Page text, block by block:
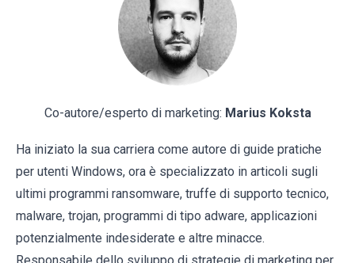
Co-autore/esperto di marketing: Marius Koksta
Ha iniziato la sua carriera come autore di guide pratiche
per utenti Windows, ora è specializzato in articoli sugli
ultimi programmi ransomware, truffe di supporto tecnico,
malware, trojan, programmi di tipo adware, applicazioni
potenzialmente indesiderate e altre minacce.